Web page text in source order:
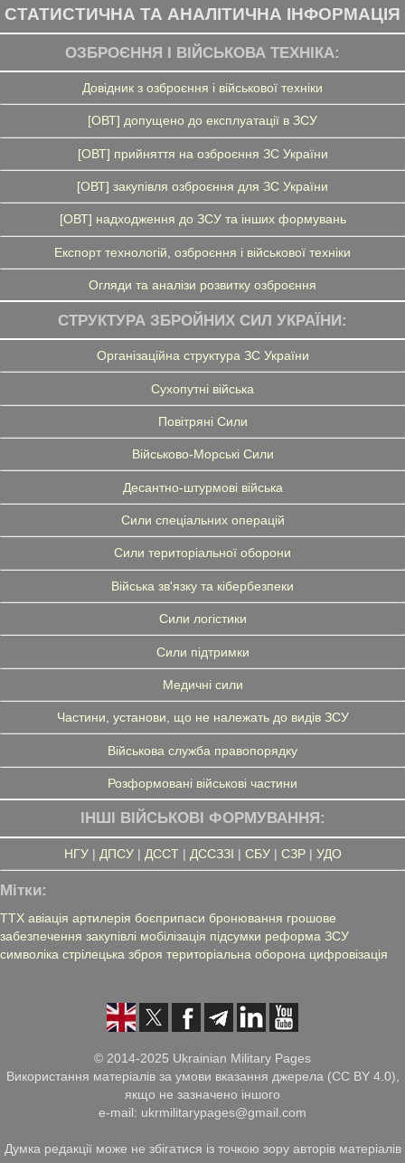
СТАТИСТИЧНА ТА АНАЛІТИЧНА ІНФОРМАЦІЯ
ОЗБРОЄННЯ І ВІЙСЬКОВА ТЕХНІКА:
Довідник з озброєння і військової техніки
[ОВТ] допущено до експлуатації в ЗСУ
[ОВТ] прийняття на озброєння ЗС України
[ОВТ] закупівля озброєння для ЗС України
[ОВТ] надходження до ЗСУ та інших формувань
Експорт технологій, озброєння і військової техніки
Огляди та аналізи розвитку озброєння
СТРУКТУРА ЗБРОЙНИХ СИЛ УКРАЇНИ:
Організаційна структура ЗС України
Сухопутні війська
Повітряні Сили
Військово-Морські Сили
Десантно-штурмові війська
Сили спеціальних операцій
Сили територіальної оборони
Війська зв'язку та кібербезпеки
Сили логістики
Сили підтримки
Медичні сили
Частини, установи, що не належать до видів ЗСУ
Військова служба правопорядку
Розформовані військові частини
ІНШІ ВІЙСЬКОВІ ФОРМУВАННЯ:
НГУ| ДПСУ| ДССТ| ДССЗЗІ | СБУ| СЗР| УДО
Мітки:
ТТХ авіація артилерія боєприпаси бронювання грошове
забезпечення закупівлі мобілізація підсумки реформа ЗСУ
символіка стрілецька зброя територіальна оборона цифровізація
© 2014-2025 Ukrainian Military Pages
Використання матеріалів за умови вказання джерела (CC BY 4.0),
якщо не зазначено іншого
e-mail: ukrmilitarypages@gmail.com
Думка редакції може не збігатися із точкою зору авторів матеріалів